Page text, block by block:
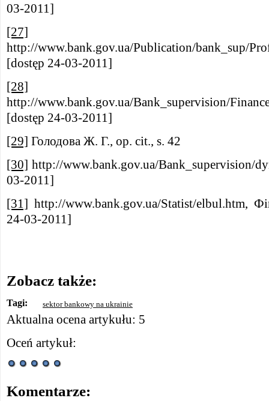
03-2011]
[27]
http://www.bank.gov.ua/Publication/bank_sup/
[dostęp 24-03-2011]
[28]
http://www.bank.gov.ua/Bank_supervision/
[dostęp 24-03-2011]
[29] Голодова Ж. Г., op. cit., s. 42
[30] http://www.bank.gov.ua/Bank_supervision/
03-2011]
[31] http://www.bank.gov.ua/Statist/elbul.htm,
24-03-2011]
Zobacz także:
Tagi: sektor bankowy na ukrainie
Aktualna ocena artykułu: 5
Oceń artykuł:
Komentarze: